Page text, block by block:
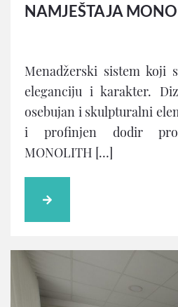
NAMJEŠTAJA
Menadžerski sistem koji
eleganciju i karakter.
osebujan i skulpturalni
i profinjen dodir
MONOLITH […]